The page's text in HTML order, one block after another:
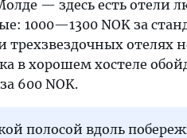
— здесь есть отели
1000—1300 NOK за
и трехзвездочных
в хорошем хостеле
600 NOK.
полосой вдоль